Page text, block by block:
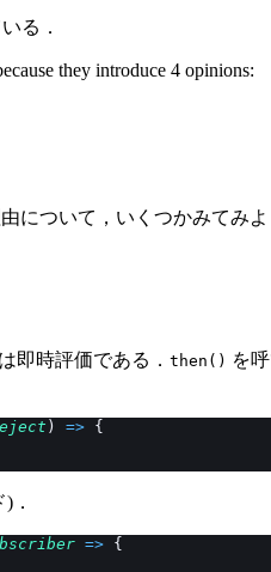
る．
they introduce 4 opinions:
由について，いくつかみてみ
即時評価である． then() を
) => {
．
=> {